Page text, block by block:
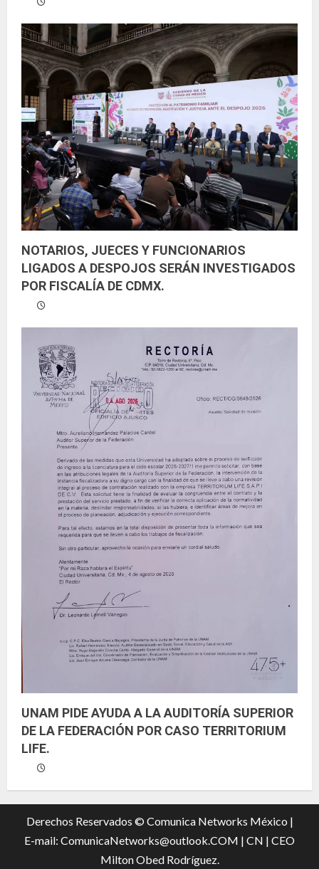
NOTARIOS, JUECES Y FUNCIONARIOS
LIGADOS A DESPOJOS SERÁN INVESTIGADOS
POR FISCALÍA DE CDMX.
UNAM PIDE AYUDA A LA AUDITORÍA SUPERIOR
DE LA FEDERACIÓN POR CASO TERRITORIUM
LIFE.
Derechos Reservados © Comunica Networks México |
E-mail: ComunicaNetworks@outlook.COM | CN | CEO
Milton Obed Rodríguez.